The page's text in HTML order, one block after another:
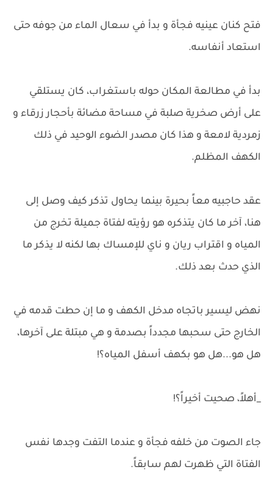
فتح كنان عينيه فجأة و بدأ في سعال الماء من جوفه حتى
استعاد أنفاسه.
بدأ في مطالعة المكان حوله باستغراب، كان يستلقي
على أرض صخرية صلبة في مساحة مضائة بأحجار زرقاء و
زمردية لامعة و هذا كان مصدر الضوء الوحيد في ذلك
الكهف المظلم.
عقد حاجبيه معاً بحيرة بينما يحاول تذكر كيف وصل إلى
هنا، آخر ما كان يتذكره هو رؤيته لفتاة جميلة تخرج من
المياه و اقتراب ريان و ناي للإمساك بها لكنه لا يذكر ما
الذي حدث بعد ذلك.
نهض ليسير باتجاه مدخل الكهف و ما إن حطت قدمه في
الخارج حتى سحبها مجدداً بصدمة و هي مبتلة على آخرها،
هل هو...هل هو بكهف أسفل المياه؟!
_أهلاً، صحيت أخيراً؟!
جاء الصوت من خلفه فجأة و عندما التفت وجدها نفس
الفتاة التي ظهرت لهم سابقاً.